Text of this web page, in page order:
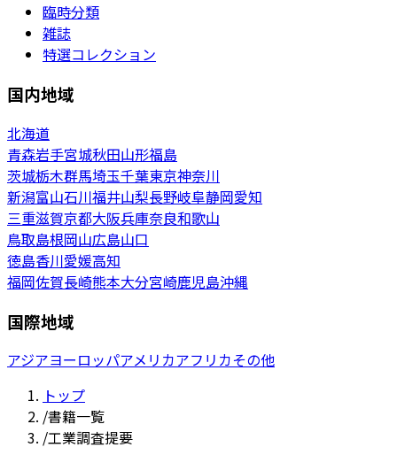
臨時分類
雑誌
特選コレクション
国内地域
北海道
青森岩手宮城秋田山形福島
茨城栃木群馬埼玉千葉東京神奈川
新潟富山石川福井山梨長野岐阜静岡愛知
三重滋賀京都大阪兵庫奈良和歌山
鳥取島根岡山広島山口
徳島香川愛媛高知
福岡佐賀長崎熊本大分宮崎鹿児島沖縄
国際地域
アジアヨーロッパアメリカアフリカその他
トップ
/書籍一覧
/工業調査提要